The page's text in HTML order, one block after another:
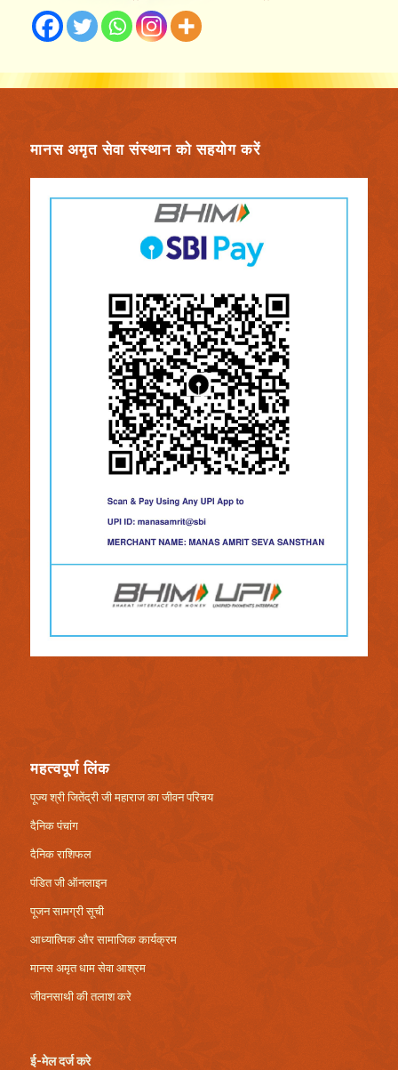
मानस अमृत सेवा संस्थान को सहयोग करें
महत्वपूर्ण लिंक
पूज्य श्री जितेंद्री जी महाराज का जीवन परिचय
दैनिक पंचांग
दैनिक राशिफल
पंडित जी ऑनलाइन
पूजन सामग्री सूची
आध्यात्मिक और सामाजिक कार्यक्रम
मानस अमृत धाम सेवा आश्रम
जीवनसाथी की तलाश करे
ई-मेल दर्ज करे